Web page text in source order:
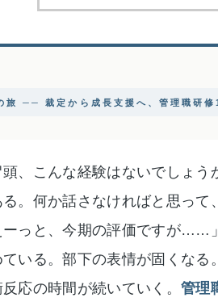
旅 ── 裁定から成長支援へ、管理職研
、こんな経験はないでしょう
る。何か話さなければと思って
ーっと、今期の評価ですが……
いる。部下の表情が固くなる
反応の時間が続いていく。管理